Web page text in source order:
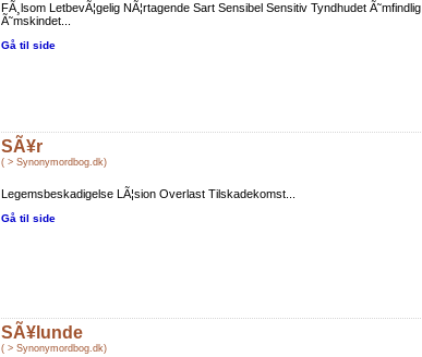
FÃ¸lsom LetbevÃ¦gelig NÃ¦rtagende Sart Sensibel Sensitiv Tyndhudet Ã˜mfindlig
Ã˜mskindet...
Gå til side
SÃ¥r
( > Synonymordbog.dk)
Legemsbeskadigelse LÃ¦sion Overlast Tilskadekomst...
Gå til side
SÃ¥lunde
( > Synonymordbog.dk)